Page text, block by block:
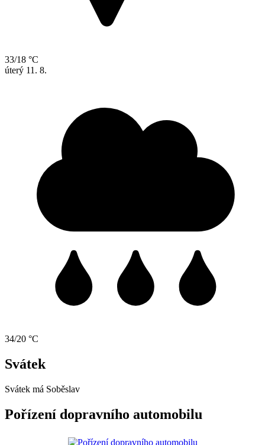
33/18 °C
úterý 11. 8.
34/20 °C
Svátek
Svátek má Soběslav
Pořízení dopravního automobilu